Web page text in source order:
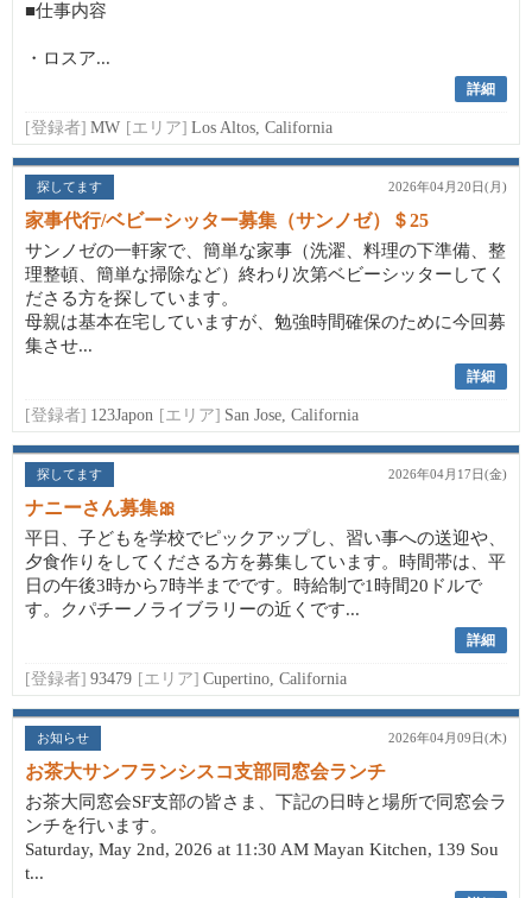
■仕事内容
・ロスア...
詳細
[登録者] MW [エリア] Los Altos, California
探してます 2026年04月20日(月)
家事代行/ベビーシッター募集（サンノゼ）＄25
サンノゼの一軒家で、簡単な家事（洗濯、料理の下準備、整
理整頓、簡単な掃除など）終わり次第ベビーシッターしてく
ださる方を探しています。
母親は基本在宅していますが、勉強時間確保のために今回募
集させ...
詳細
[登録者] 123Japon [エリア] San Jose, California
探してます 2026年04月17日(金)
ナニーさん募集🎀
平日、子どもを学校でピックアップし、習い事への送迎や、
夕食作りをしてくださる方を募集しています。時間帯は、平
日の午後3時から7時半までです。時給制で1時間20ドルで
す。クパチーノライブラリーの近くです...
詳細
[登録者] 93479 [エリア] Cupertino, California
お知らせ 2026年04月09日(木)
お茶大サンフランシスコ支部同窓会ランチ
お茶大同窓会SF支部の皆さま、下記の日時と場所で同窓会ラ
ンチを行います。
Saturday, May 2nd, 2026 at 11:30 AM Mayan Kitchen, 139 Sou
t...